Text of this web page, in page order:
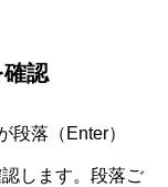
認
段落（Enter）
します。段落ご